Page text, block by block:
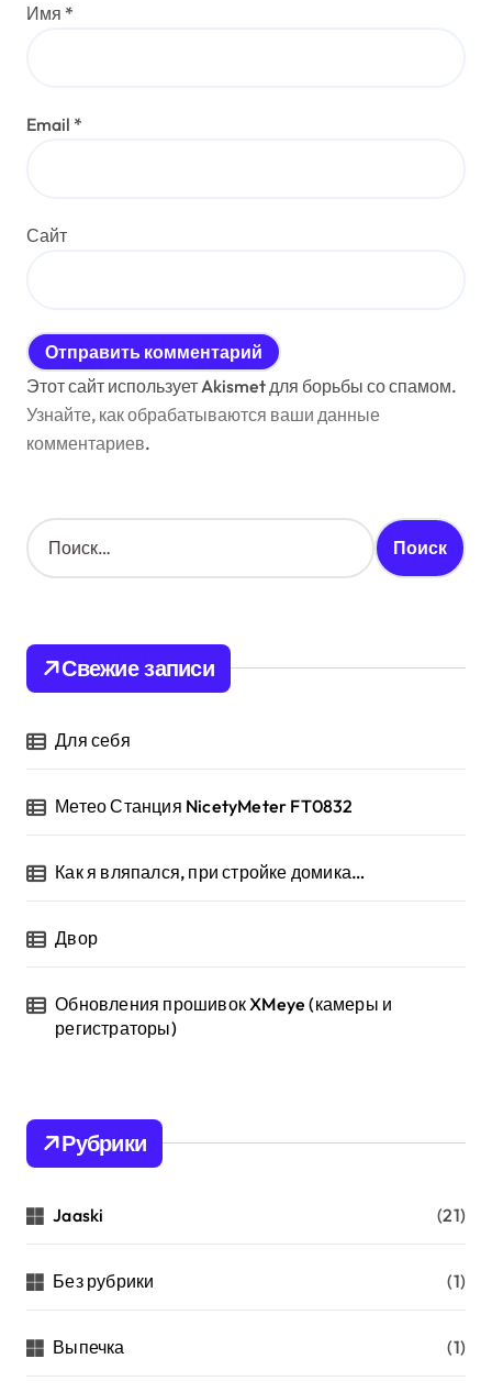
Имя *
Email *
Сайт
Этот сайт использует Akismet для борьбы со спамом.
Узнайте, как обрабатываются ваши данные
комментариев.
Н
а
:
Свежие записи
Для себя
Метео Станция NicetyMeter FT0832
Как я вляпался, при стройке домика…
Двор
Обновления прошивок XMeye (камеры и
регистраторы)
Рубрики
Jaaski (21)
Без рубрики (1)
Выпечка (1)